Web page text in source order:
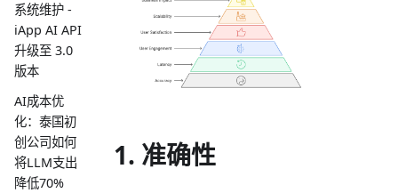
系统维护 -
iApp AI API
升级至 3.0
版本
AI成本优
化：泰国初
创公司如何
将LLM支出
降低70%
1. 准确性